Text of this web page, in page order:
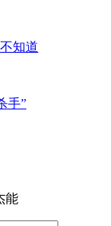
知道
手”
能